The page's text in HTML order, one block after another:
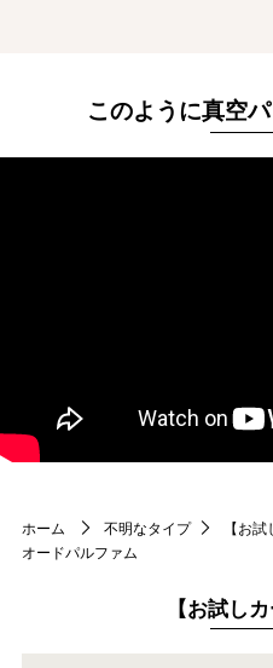
このように真空
ホーム 不明なタイプ
【お
オードパルファム
【お試し